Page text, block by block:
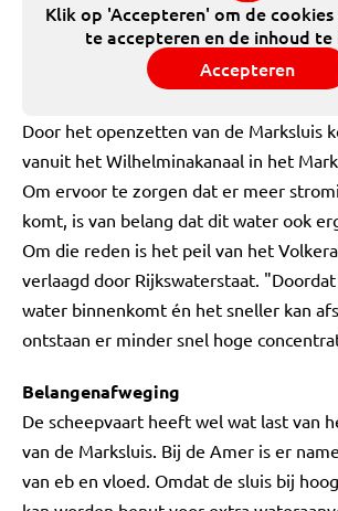
Klik op 'Accepteren' om de cookies
te accepteren en de inhoud te
Accepteren
Door het openzetten van de Marksluis
vanuit het Wilhelminakanaal in het
Om ervoor te zorgen dat er meer
komt, is van belang dat dit water ook
Om die reden is het peil van het
verlaagd door Rijkswaterstaat.
water binnenkomt én het sneller kan
ontstaan er minder snel hoge
Belangenafweging
De scheepvaart heeft wel wat last van
van de Marksluis. Bij de Amer is er
van eb en vloed. Omdat de sluis bij